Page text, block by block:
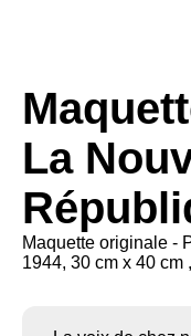
La
Maquette originale -
1944, 30 cm x 40 cm